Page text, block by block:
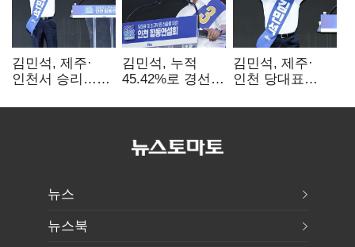
김민석, 제주·
인천서 승리…
탈환'(종합)
김민석, 누적
45.42%로 경선
격차
김민석, 제주·
인천 당대표
뉴스
뉴스북